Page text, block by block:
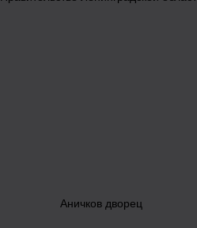
Аничков дворец